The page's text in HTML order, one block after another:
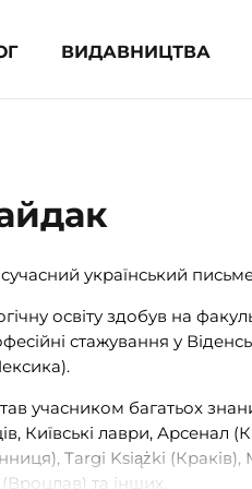
ВИДАВНИЦТВА
український
освіту здобув на
стажування у
учасником багатьох
Київські лаври, Арсенал
Targi Książki
та інших.